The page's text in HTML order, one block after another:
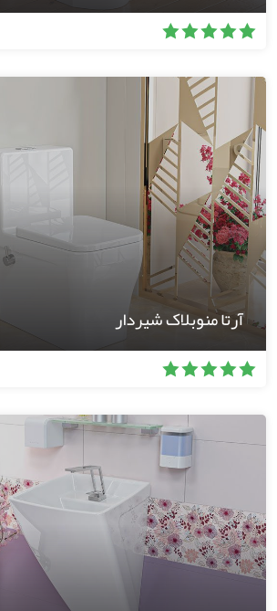
آرتا منوبلاک شیردار